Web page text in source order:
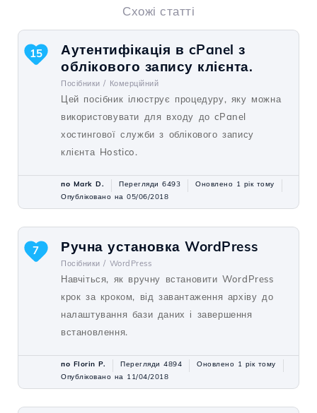
Схожі статті
Аутентифікація в cPanel з
облікового запису клієнта.
Посібники / Комерційний
Цей посібник ілюструє процедуру, яку можна
використовувати для входу до cPanel
хостингової служби з облікового запису
клієнта Hostico.
15
по Mark D. Перегляди 6493
Оновлено 1 рік тому
Опубліковано на 05/06/2018
Ручна установка WordPress
Посібники / WordPress
Навчіться, як вручну встановити WordPress
крок за кроком, від завантаження архіву до
налаштування бази даних і завершення
встановлення.
7
по Florin P. Перегляди 4894
Оновлено 1 рік тому
Опубліковано на 11/04/2018